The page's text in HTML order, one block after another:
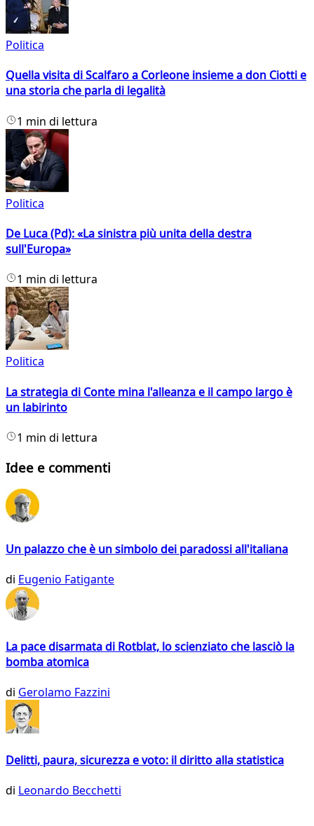
Politica
Quella visita di Scalfaro a Corleone insieme a don Ciotti e
una storia che parla di legalità
1 min di lettura
Politica
De Luca (Pd): «La sinistra più unita della destra
sull'Europa»
1 min di lettura
Politica
La strategia di Conte mina l'alleanza e il campo largo è
un labirinto
1 min di lettura
Idee e commenti
Un palazzo che è un simbolo dei paradossi all'italiana
di Eugenio Fatigante
La pace disarmata di Rotblat, lo scienziato che lasciò la
bomba atomica
di Gerolamo Fazzini
Delitti, paura, sicurezza e voto: il diritto alla statistica
di Leonardo Becchetti